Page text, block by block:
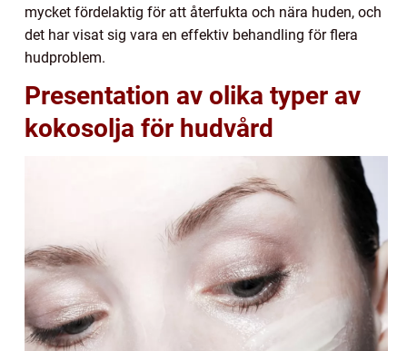
mycket fördelaktig för att återfukta och nära huden, och
det har visat sig vara en effektiv behandling för flera
hudproblem.
Presentation av olika typer av
kokosolja för hudvård